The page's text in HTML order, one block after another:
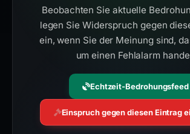
Beobachten Sie aktuelle
legen Sie Widerspruch gegen
ein, wenn Sie der Meinung sind,
um einen Fehlalarm
Echtzeit-Bedrohungsfeed
Einspruch gegen diesen Eintrag